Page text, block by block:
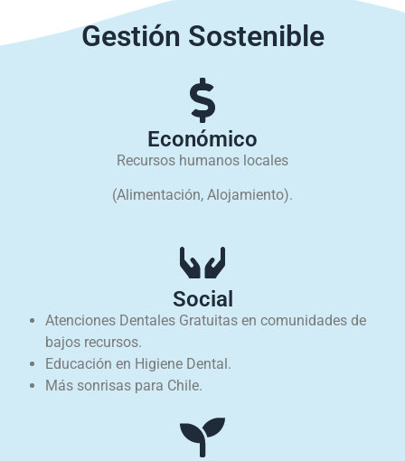
Gestión Sostenible
Económico
Recursos humanos locales
(Alimentación, Alojamiento).
Social
Atenciones Dentales Gratuitas en comunidades de
bajos recursos.
Educación en Higiene Dental.
Más sonrisas para Chile.